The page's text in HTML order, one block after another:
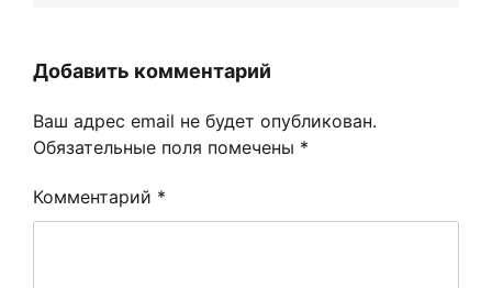
Добавить комментарий
Ваш адрес email не будет опубликован.
Обязательные поля помечены *
Комментарий *